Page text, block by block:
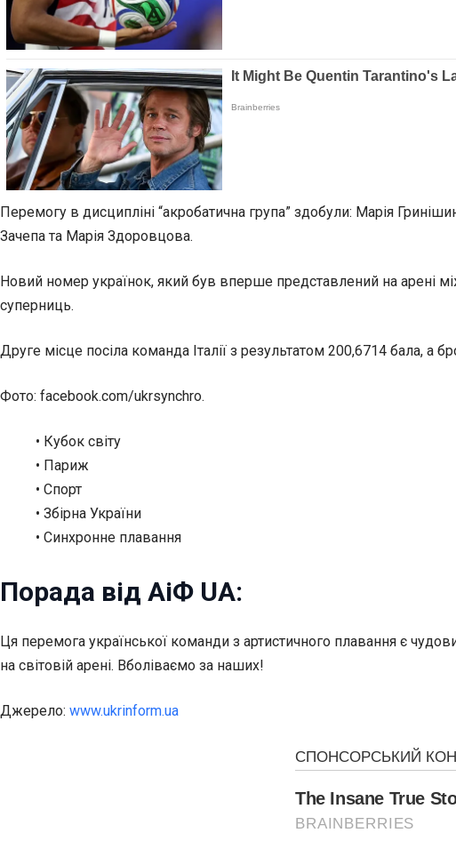
Перемогу в дисципліні “акробатична група” здобули: Марія
Зачепа та Марія Здоровцова.
Новий номер українок, який був вперше представлений на арені
суперниць.
Друге місце посіла команда Італії з результатом 200,6714 бала, а
Фото: facebook.com/ukrsynchro.
• Кубок світу
• Париж
• Спорт
• Збірна України
• Синхронне плавання
Порада від АіФ UA:
Ця перемога української команди з артистичного плавання є
на світовій арені. Вболіваємо за наших!
Джерело: www.ukrinform.ua